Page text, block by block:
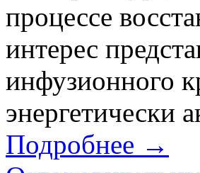
процессе
интерес
инфузионного
энергетически
Подробнее →